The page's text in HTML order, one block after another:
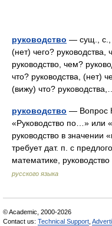
руководство — сущ., с.,
(нет) чего? руководства,
руководство, чем?
что? руководства, (нет)
(вижу) что?
руководство — Вопрос
«Руководство по…»
руководство в значении
требует дат. п. с
математике,
русского языка
© Academic, 2000-2026
Contact us: Technical Support